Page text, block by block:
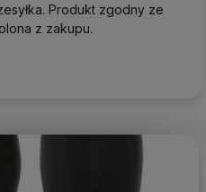
Produkt zgodny ze
z zakupu.